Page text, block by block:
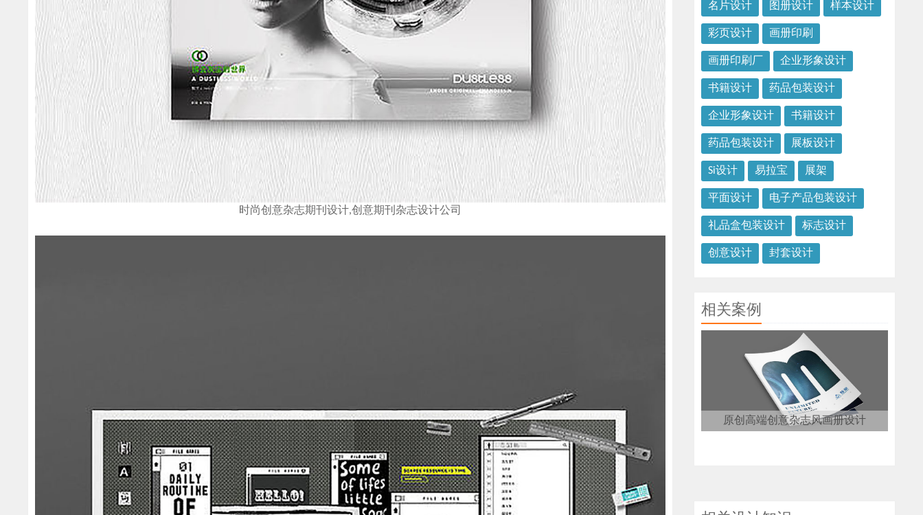
时尚创意杂志期刊设计,创意期刊杂志设计公司
名片设计 图册设计 样本设计
彩页设计 画册印刷
画册印刷厂 企业形象设计
书籍设计 药品包装设计
企业形象设计 书籍设计
药品包装设计 展板设计
Si设计 易拉宝 展架
平面设计 电子产品包装设计
礼品盒包装设计 标志设计
创意设计 封套设计
相关案例
原创高端创意杂志风画册设计